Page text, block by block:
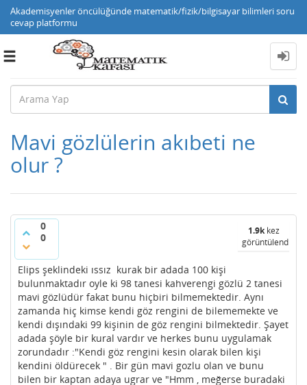
Akademisyenler öncülüğünde matematik/fizik/bilgisayar bilimleri soru
cevap platformu
Toggle
Mavi gözlülerin akıbeti ne
olur ?
0
0
1.9kkez
görüntülendi
Elips şeklindeki ıssız kurak bir adada 100 kişi
bulunmaktadır oyle ki 98 tanesi kahverengi gözlü 2 tanesi
mavi gözlüdür fakat bunu hiçbiri bilmemektedir. Aynı
zamanda hiç kimse kendi göz rengini de bilememekte ve
kendi dışındaki 99 kişinin de göz rengini bilmektedir. Şayet
adada şöyle bir kural vardır ve herkes bunu uygulamak
zorundadır :"Kendi göz rengini kesin olarak bilen kişi
kendini öldürecek " . Bir gün mavi gozlu olan ve bunu
bilen bir kaptan adaya ugrar ve "Hmm , meğerse buradaki